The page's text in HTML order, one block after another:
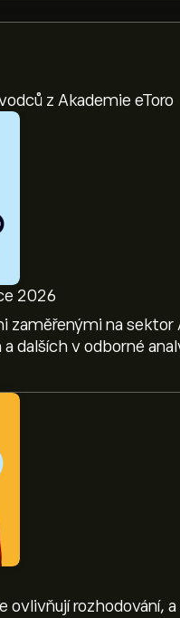
z Akademie eToro
2026
zaměřenými na
dalších v odborné
ovlivňují rozhodování,